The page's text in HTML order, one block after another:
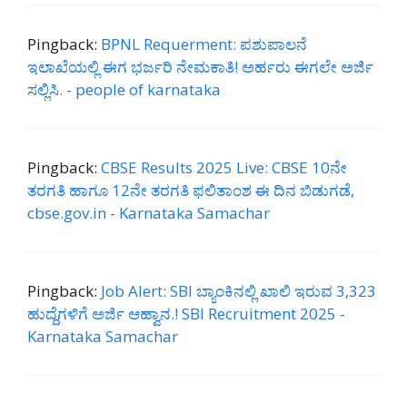
Pingback: BPNL Requerment: ಪಶುಪಾಲನೆ
ಇಲಾಖೆಯಲ್ಲಿ ಈಗ ಭರ್ಜರಿ ನೇಮಕಾತಿ! ಅರ್ಹರು ಈಗಲೇ ಅರ್ಜಿ
ಸಲ್ಲಿಸಿ. - people of karnataka
Pingback: CBSE Results 2025 Live: CBSE 10ನೇ
ತರಗತಿ ಹಾಗೂ 12ನೇ ತರಗತಿ ಫಲಿತಾಂಶ ಈ ದಿನ ಬಿಡುಗಡೆ,
cbse.gov.in - Karnataka Samachar
Pingback: Job Alert: SBI ಬ್ಯಾಂಕಿನಲ್ಲಿ ಖಾಲಿ ಇರುವ 3,323
ಹುದ್ದೆಗಳಿಗೆ ಅರ್ಜಿ ಆಹ್ವಾನ.! SBI Recruitment 2025 -
Karnataka Samachar